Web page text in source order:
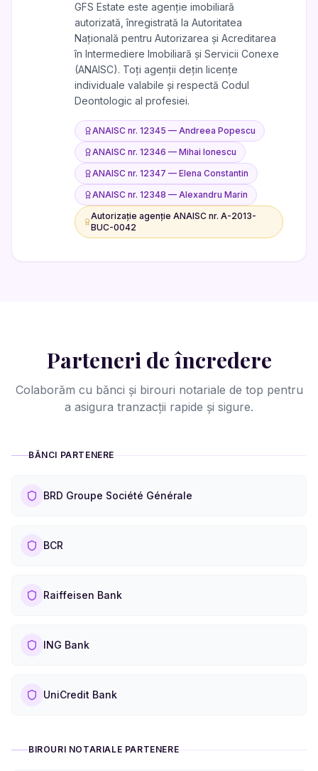
GFS Estate este agenție imobiliară
autorizată, înregistrată la Autoritatea
Națională pentru Autorizarea și Acreditarea
în Intermediere Imobiliară și Servicii Conexe
(ANAISC). Toți agenții dețin licențe
individuale valabile și respectă Codul
Deontologic al profesiei.
ANAISC nr. 12345 — Andreea Popescu
ANAISC nr. 12346 — Mihai Ionescu
ANAISC nr. 12347 — Elena Constantin
ANAISC nr. 12348 — Alexandru Marin
Autorizație agenție ANAISC nr. A-2013-
BUC-0042
Parteneri de încredere
Colaborăm cu bănci și birouri notariale de top pentru
a asigura tranzacții rapide și sigure.
BĂNCI PARTENERE
BRD Groupe Société Générale
BCR
Raiffeisen Bank
ING Bank
UniCredit Bank
BIROURI NOTARIALE PARTENERE